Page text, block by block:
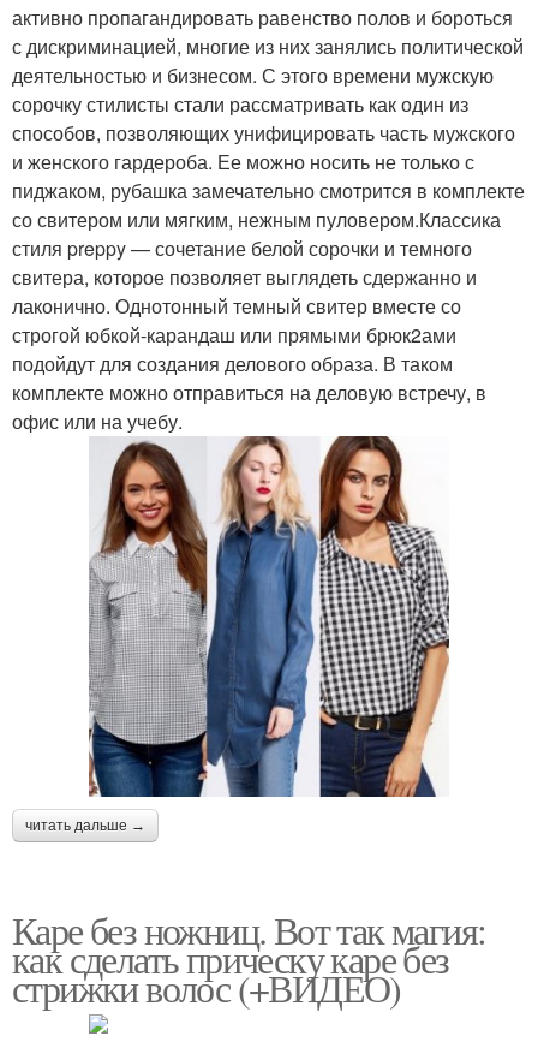
активно пропагандировать равенство полов и бороться
с дискриминацией, многие из них занялись политической
деятельностью и бизнесом. С этого времени мужскую
сорочку стилисты стали рассматривать как один из
способов, позволяющих унифицировать часть мужского
и женского гардероба. Ее можно носить не только с
пиджаком, рубашка замечательно смотрится в комплекте
со свитером или мягким, нежным пуловером.Классика
стиля preppy — сочетание белой сорочки и темного
свитера, которое позволяет выглядеть сдержанно и
лаконично. Однотонный темный свитер вместе со
строгой юбкой-карандаш или прямыми брюк2ами
подойдут для создания делового образа. В таком
комплекте можно отправиться на деловую встречу, в
офис или на учебу.
читать дальше →
Каре без ножниц. Вот так магия:
как сделать прическу каре без
стрижки волос (+ВИДЕО)